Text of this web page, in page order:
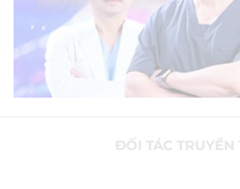
ĐỐI TÁC TRUYỀN